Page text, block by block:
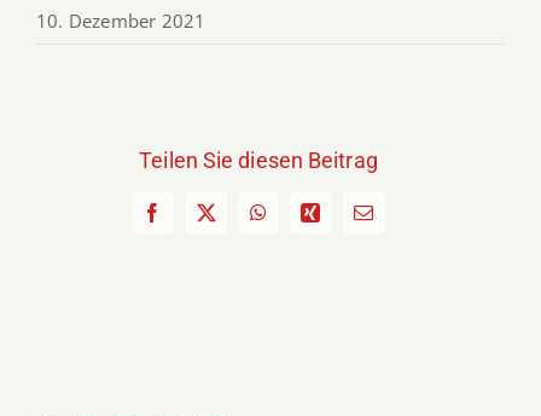
10. Dezember 2021
Teilen Sie diesen Beitrag
Facebook
X WhatsApp
Xing
E-